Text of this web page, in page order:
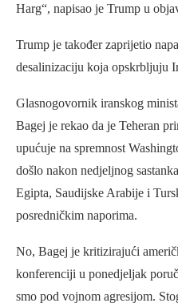
Harg“, napisao je Trump u
Trump je također zaprijetio
desalinizaciju koja opskrbljuju
Glasnogovornik iranskog
Bagej je rekao da je Teheran
upućuje na spremnost
došlo nakon nedjeljnog
Egipta, Saudijske Arabije i
posredničkim naporima.
No, Bagej je kritizirajući
konferenciji u ponedjeljak
smo pod vojnom agresijom.